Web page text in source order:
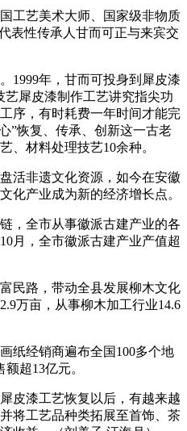
艺美术大师、国家级非物质
表性传承人甘而可正与来宾交
年，甘而可投身到犀皮漆
艺犀皮漆制作工艺讲究指尖功
序，有时耗费一年时间才能完
”恢复、传承、创新这一古老
、材料处理技艺10余种。
非遗文化资源，如今在安徽
化产业成为新的经济增长点。
全市从事徽派古建产业的各
月，全市徽派古建产业产值超
路，带动全县发展柳木文化
万亩，从事柳木加工行业14.6
经销商遍布全国100多个地
超13亿元。
漆工艺恢复以后，有越来越
将工艺品种类拓展至首饰、茶